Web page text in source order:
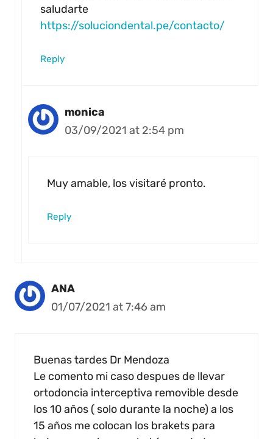
saludarte
https://soluciondental.pe/contacto/
Reply
monica
03/09/2021 at 2:54 pm
Muy amable, los visitaré pronto.
Reply
ANA
01/07/2021 at 7:46 am
Buenas tardes Dr Mendoza
Le comento mi caso despues de llevar
ortodoncia interceptiva removible desde
los 10 años ( solo durante la noche) a los
15 años me colocan los brakets para